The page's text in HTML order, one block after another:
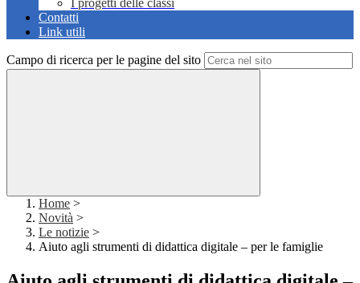
I progetti delle classi
Contatti
Link utili
Campo di ricerca per le pagine del sito
Home >
Novità >
Le notizie >
Aiuto agli strumenti di didattica digitale – per le famiglie